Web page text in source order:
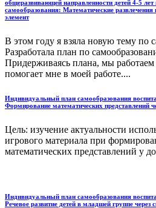
общеразвивающей направленности детей 4-5
самообразования: Математические
элемент
В этом году я взяла новую тему по
Разработала план по
Придерживаясь плана, мы
помогает мне в моей работе....
Индивидуальный план самообразования
Формирование математических представлений
Цель: изучение актуальности
игрового материала при
математических представлений у
Индивидуальный план самообразования
Речевое развитие детей в младшей группе через